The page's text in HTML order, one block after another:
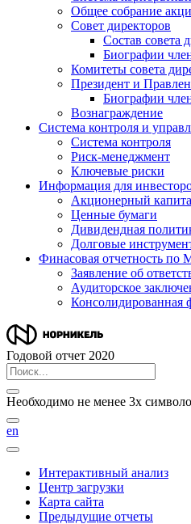
Общее собрание
Совет директоров
Состав совета
Биографии
Комитеты совета
Президент и
Биографии
Вознаграждение
Система контроля и
Система контроля
Риск-менеджмент
Ключевые риски
Информация для
Акционерный
Ценные бумаги
Дивидендная
Долговые
Финасовая отчетность
Заявление об
Аудиторское
Консолидированная
Годовой отчет 2020
Необходимо не менее 3х
en
Интерактивный анализ
Центр загрузки
Карта сайта
Предыдущие отчеты